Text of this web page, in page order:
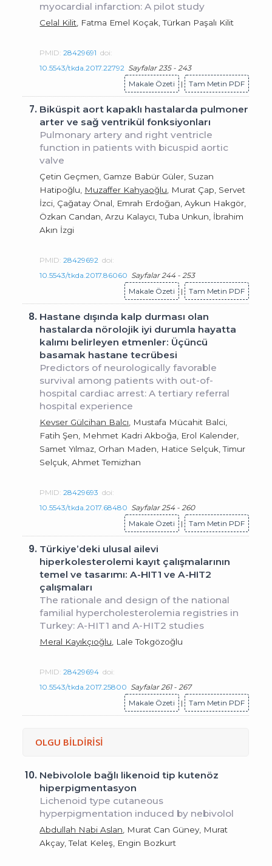
myocardial infarction: A pilot study
Celal Kilit , Fatma Emel Koçak, Türkan Paşalı Kilit
PMID:28429691 doi:
10.5543/tkda.2017.22792 Sayfalar 235 - 243
Makale Özeti
| Tam Metin PDF
7. Biküspit aort kapaklı hastalarda pulmoner
arter ve sağ ventrikül fonksiyonları
Pulmonary artery and right ventricle
function in patients with bicuspid aortic
valve
Çetin Geçmen, Gamze Babür Güler, Suzan
Hatipoğlu, Muzaffer Kahyaoğlu , Murat Çap, Servet
İzci, Çağatay Önal, Emrah Erdoğan, Aykun Hakgör,
Özkan Candan, Arzu Kalaycı, Tuba Unkun, İbrahim
Akın İzgi
PMID:28429692 doi:
10.5543/tkda.2017.86060 Sayfalar 244 - 253
Makale Özeti
| Tam Metin PDF
8. Hastane dışında kalp durması olan
hastalarda nörolojik iyi durumla hayatta
kalımı belirleyen etmenler: Üçüncü
basamak hastane tecrübesi
Predictors of neurologically favorable
survival among patients with out-of-
hospital cardiac arrest: A tertiary referral
hospital experience
Kevser Gülcihan Balcı , Mustafa Mücahit Balci,
Fatih Şen, Mehmet Kadri Akboğa, Erol Kalender,
Samet Yılmaz, Orhan Maden, Hatice Selçuk, Timur
Selçuk, Ahmet Temizhan
PMID:28429693 doi:
10.5543/tkda.2017.68480 Sayfalar 254 - 260
Makale Özeti
| Tam Metin PDF
9. Türkiye’deki ulusal ailevi
hiperkolesterolemi kayıt çalışmalarının
temel ve tasarımı: A-HIT1 ve A-HIT2
çalışmaları
The rationale and design of the national
familial hypercholesterolemia registries in
Turkey: A-HIT1 and A-HIT2 studies
Meral Kayıkçıoğlu , Lale Tokgözoğlu
PMID:28429694 doi:
10.5543/tkda.2017.25800 Sayfalar 261 - 267
Makale Özeti
| Tam Metin PDF
OLGU BİLDİRİSİ
10. Nebivolole bağlı likenoid tip kutenöz
hiperpigmentasyon
Lichenoid type cutaneous
hyperpigmentation induced by nebivolol
Abdullah Nabi Aslan , Murat Can Güney, Murat
Akçay, Telat Keleş, Engin Bozkurt